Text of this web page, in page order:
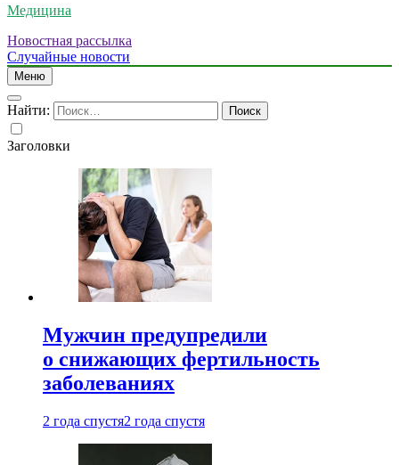
Медицина
Новостная рассылка
Случайные новости
Меню
Найти:
Заголовки
Мужчин предупредили
о снижающих фертильность
заболеваниях
2 года спустя2 года спустя